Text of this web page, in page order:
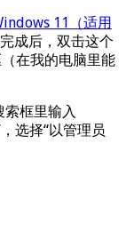
11（适用
成后，双击这个
在我的电脑里能
框里输入
选择“以管理员